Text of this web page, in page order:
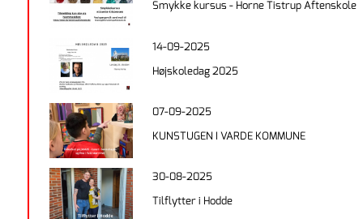
Smykke kursus - Horne Tistrup Aftenskole
14-09-2025
Højskoledag 2025
07-09-2025
KUNSTUGEN I VARDE KOMMUNE
30-08-2025
Tilflytter i Hodde